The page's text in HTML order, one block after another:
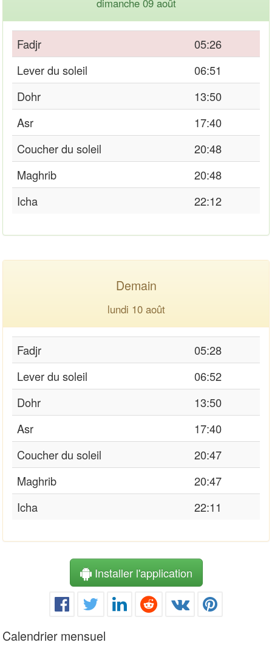
Fadjr
05:26
Lever du soleil
06:51
Dohr
13:50
Asr
17:40
Coucher du soleil
20:48
Maghrib
20:48
Icha
22:12
Demain
lundi 10 août
Fadjr
05:28
Lever du soleil
06:52
Dohr
13:50
Asr
17:40
Coucher du soleil
20:47
Maghrib
20:47
Icha
22:11
Installer l'application
Calendrier mensuel